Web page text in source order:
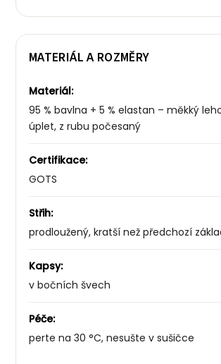
MATERIÁL A ROZMĚRY
Materiál:
95 % bavlna + 5 % elastan – měkký
úplet, z rubu počesaný
Certifikace:
GOTS
Střih:
prodloužený, kratší než předchozí
Kapsy:
v bočních švech
Péče:
perte na 30 °C, nesušte v sušičce